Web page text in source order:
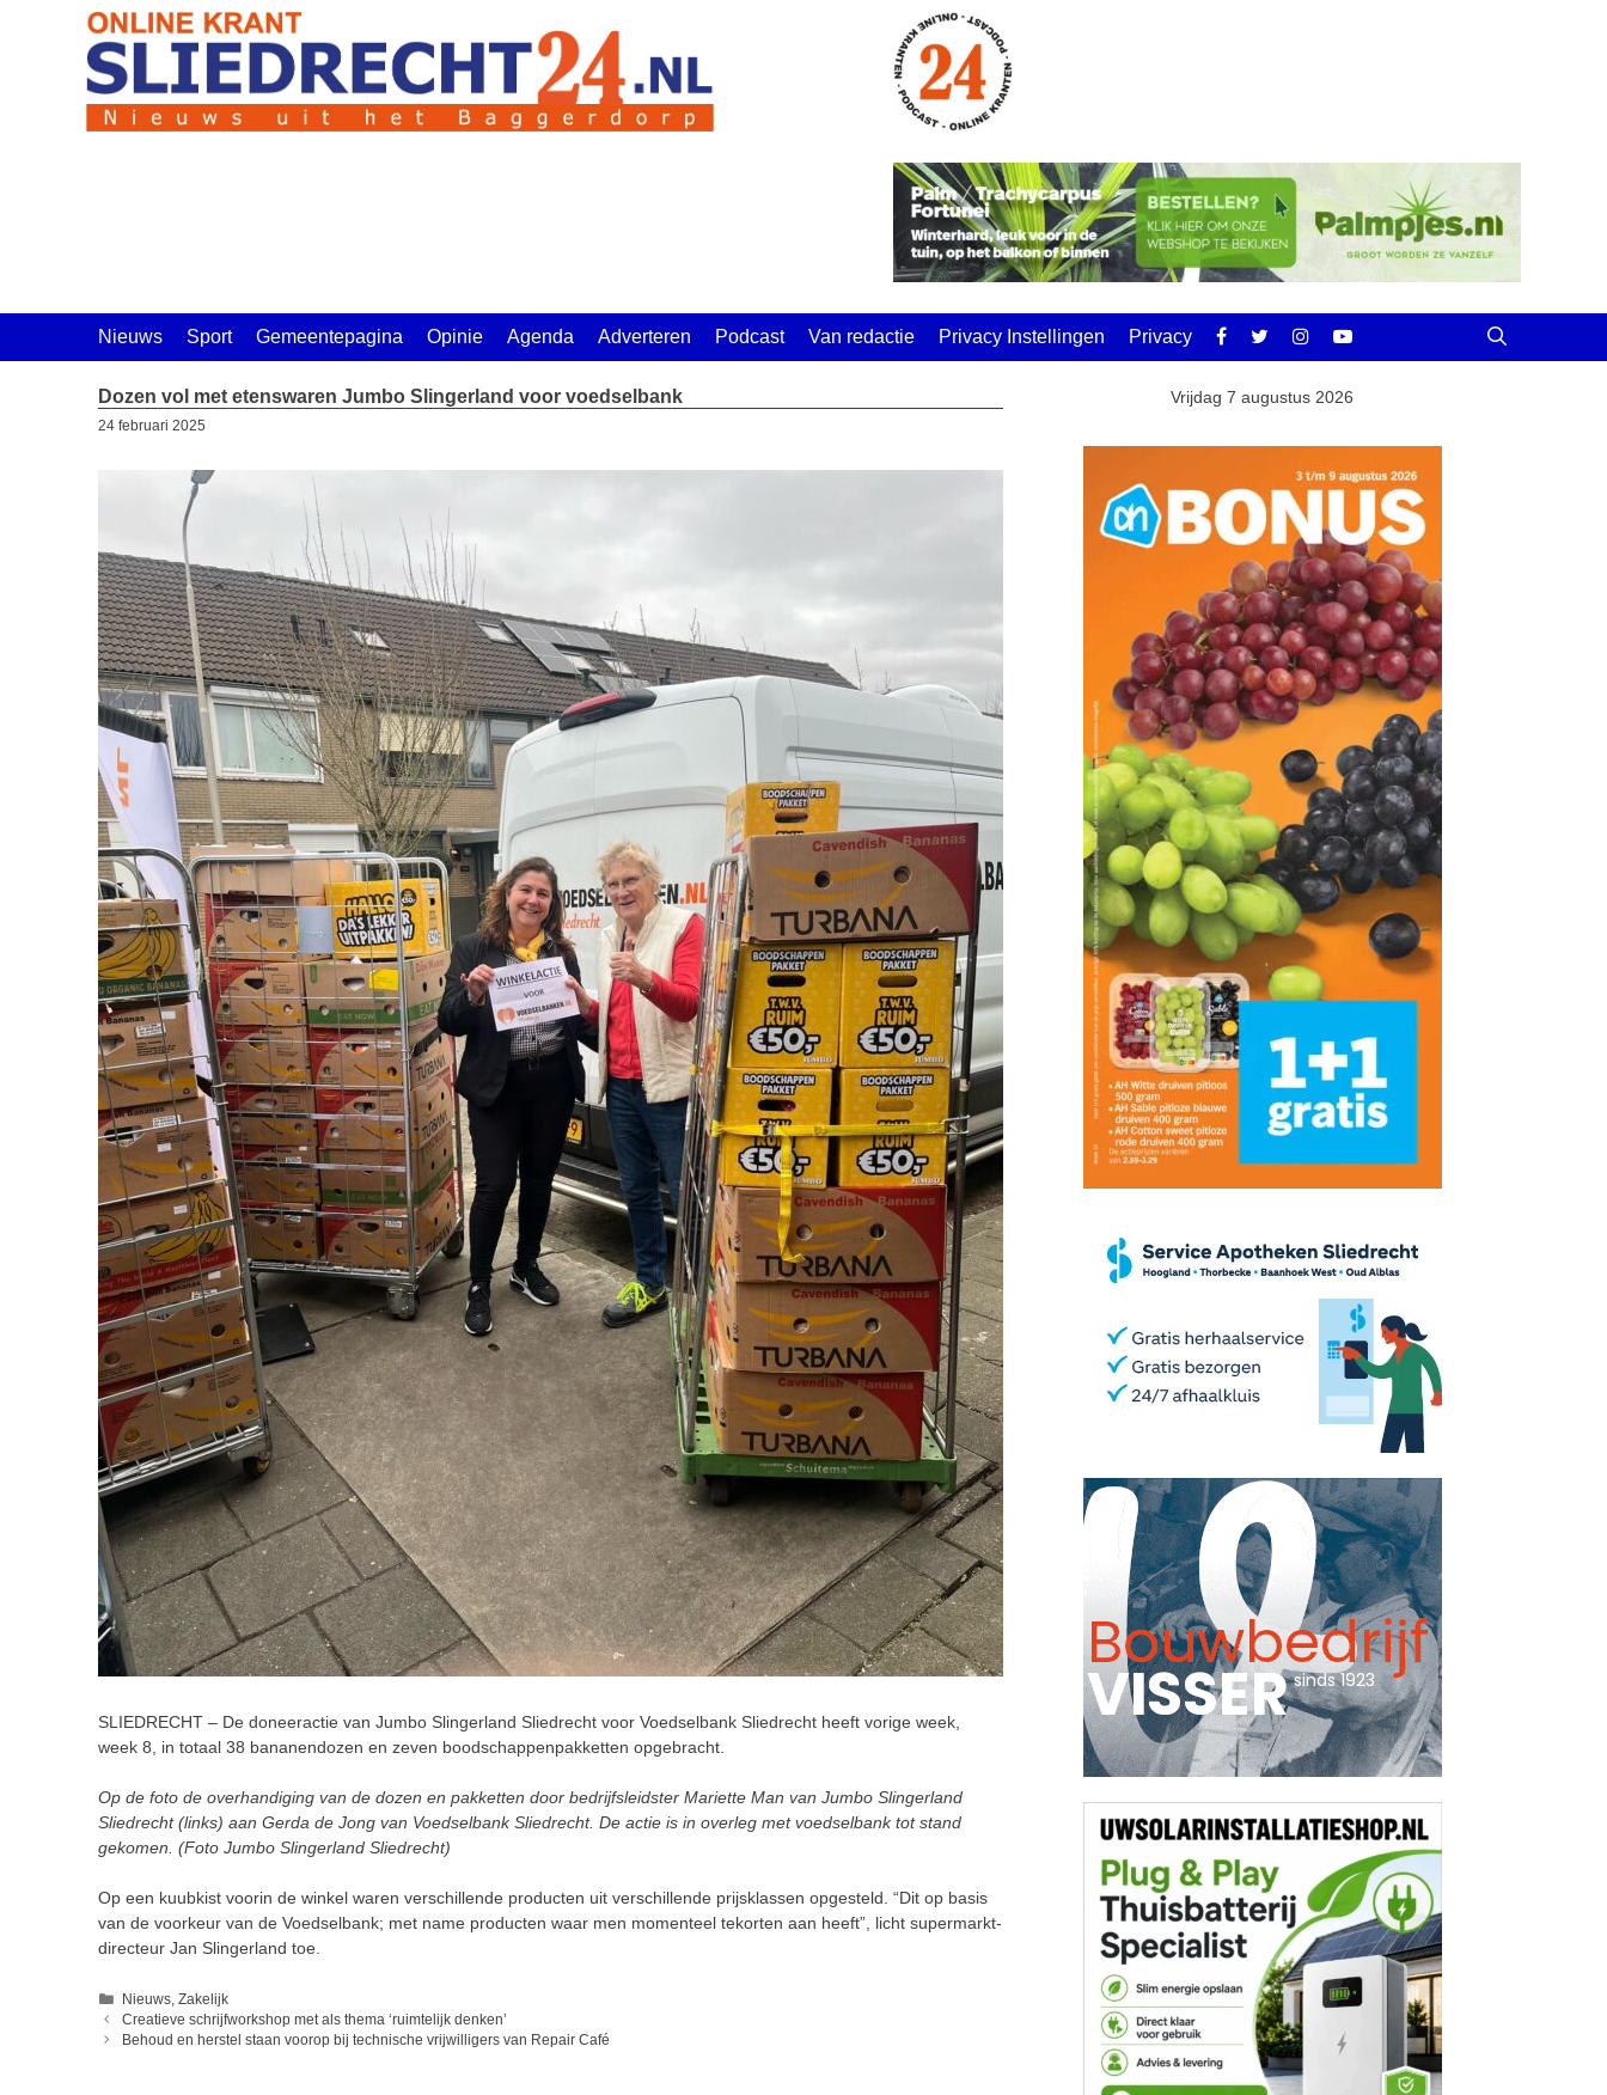
Nieuws Sport Gemeentepagina Opinie Agenda Adverteren Podcast Van redactie Privacy Instellingen Privacy
Dozen vol met etenswaren Jumbo Slingerland voor voedselbank
24 februari 2025
SLIEDRECHT – De doneeractie van Jumbo Slingerland Sliedrecht voor Voedselbank Sliedrecht heeft vorige week,
week 8, in totaal 38 bananendozen en zeven boodschappenpakketten opgebracht.
Op de foto de overhandiging van de dozen en pakketten door bedrijfsleidster Mariette Man van Jumbo Slingerland
Sliedrecht (links) aan Gerda de Jong van Voedselbank Sliedrecht. De actie is in overleg met voedselbank tot stand
gekomen. (Foto Jumbo Slingerland Sliedrecht)
Op een kuubkist voorin de winkel waren verschillende producten uit verschillende prijsklassen opgesteld. “Dit op basis
van de voorkeur van de Voedselbank; met name producten waar men momenteel tekorten aan heeft”, licht supermarkt-
directeur Jan Slingerland toe.
Categorieën
Nieuws ,Zakelijk
Creatieve schrijfworkshop met als thema ‘ruimtelijk denken’
Behoud en herstel staan voorop bij technische vrijwilligers van Repair Café
Vrijdag 7 augustus 2026